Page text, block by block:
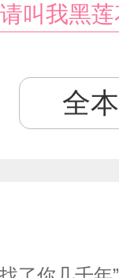
请叫我黑莲
全